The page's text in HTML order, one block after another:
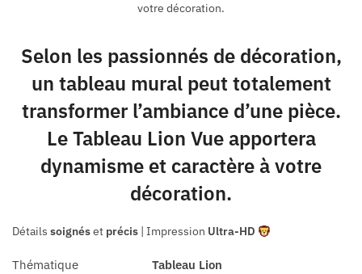
votre décoration.
Selon les passionnés de décoration,
un tableau mural peut totalement
transformer l’ambiance d’une pièce.
Le Tableau Lion Vue apportera
dynamisme et caractère à votre
décoration.
Détails soignéset précis | Impression Ultra-HD
Thématique
Tableau Lion